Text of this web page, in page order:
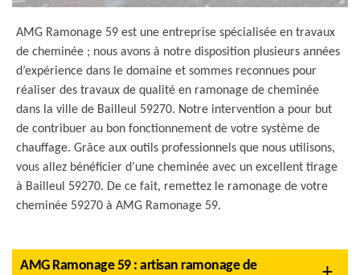
AMG Ramonage 59 est une entreprise spécialisée en travaux
de cheminée ; nous avons à notre disposition plusieurs années
d’expérience dans le domaine et sommes reconnues pour
réaliser des travaux de qualité en ramonage de cheminée
dans la ville de Bailleul 59270. Notre intervention a pour but
de contribuer au bon fonctionnement de votre système de
chauffage. Grâce aux outils professionnels que nous utilisons,
vous allez bénéficier d’une cheminée avec un excellent tirage
à Bailleul 59270. De ce fait, remettez le ramonage de votre
cheminée 59270 à AMG Ramonage 59.
AMG Ramonage 59 : artisan ramonage de